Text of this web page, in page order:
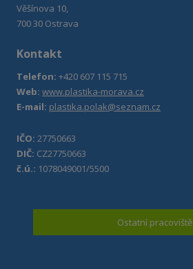
Věšínova 10,
700 30 Ostrava
Kontakt
Telefon: +420 607 115 715
Web: www.plastika-morava.cz
E-mail: plastika.polak@seznam.cz
IČO: 27750663
DIČ: CZ27750663
č.ú.: 1078049001/5500
Ostatní pracoviště